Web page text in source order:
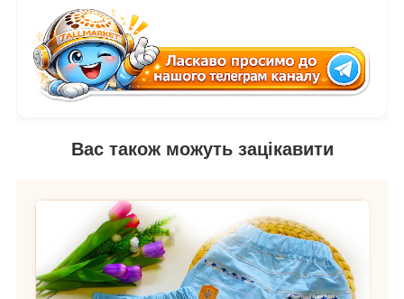
Вас також можуть зацікавити